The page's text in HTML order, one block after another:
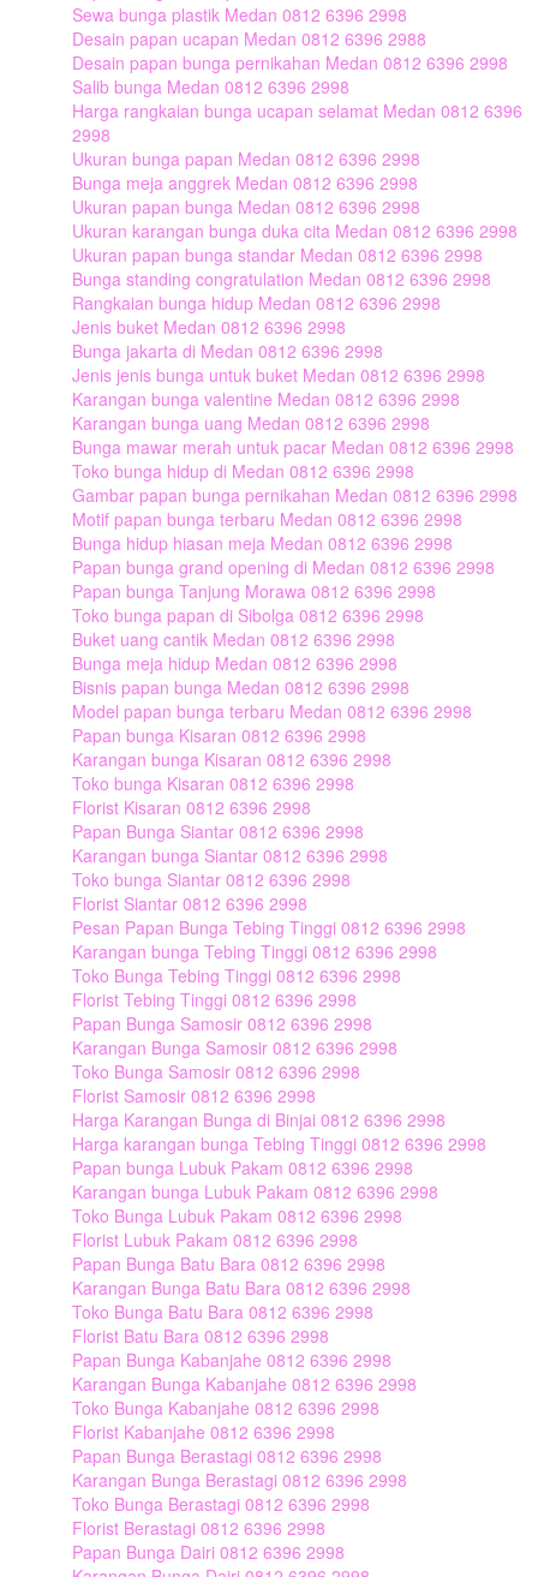
Sewa bunga plastik Medan 0812 6396 2998
Desain papan ucapan Medan 0812 6396 2988
Desain papan bunga pernikahan Medan 0812 6396 2998
Salib bunga Medan 0812 6396 2998
Harga rangkaian bunga ucapan selamat Medan 0812 6396
2998
Ukuran bunga papan Medan 0812 6396 2998
Bunga meja anggrek Medan 0812 6396 2998
Ukuran papan bunga Medan 0812 6396 2998
Ukuran karangan bunga duka cita Medan 0812 6396 2998
Ukuran papan bunga standar Medan 0812 6396 2998
Bunga standing congratulation Medan 0812 6396 2998
Rangkaian bunga hidup Medan 0812 6396 2998
Jenis buket Medan 0812 6396 2998
Bunga jakarta di Medan 0812 6396 2998
Jenis jenis bunga untuk buket Medan 0812 6396 2998
Karangan bunga valentine Medan 0812 6396 2998
Karangan bunga uang Medan 0812 6396 2998
Bunga mawar merah untuk pacar Medan 0812 6396 2998
Toko bunga hidup di Medan 0812 6396 2998
Gambar papan bunga pernikahan Medan 0812 6396 2998
Motif papan bunga terbaru Medan 0812 6396 2998
Bunga hidup hiasan meja Medan 0812 6396 2998
Papan bunga grand opening di Medan 0812 6396 2998
Papan bunga Tanjung Morawa 0812 6396 2998
Toko bunga papan di Sibolga 0812 6396 2998
Buket uang cantik Medan 0812 6396 2998
Bunga meja hidup Medan 0812 6396 2998
Bisnis papan bunga Medan 0812 6396 2998
Model papan bunga terbaru Medan 0812 6396 2998
Papan bunga Kisaran 0812 6396 2998
Karangan bunga Kisaran 0812 6396 2998
Toko bunga Kisaran 0812 6396 2998
Florist Kisaran 0812 6396 2998
Papan Bunga Siantar 0812 6396 2998
Karangan bunga Siantar 0812 6396 2998
Toko bunga Siantar 0812 6396 2998
Florist Siantar 0812 6396 2998
Pesan Papan Bunga Tebing Tinggi 0812 6396 2998
Karangan bunga Tebing Tinggi 0812 6396 2998
Toko Bunga Tebing Tinggi 0812 6396 2998
Florist Tebing Tinggi 0812 6396 2998
Papan Bunga Samosir 0812 6396 2998
Karangan Bunga Samosir 0812 6396 2998
Toko Bunga Samosir 0812 6396 2998
Florist Samosir 0812 6396 2998
Harga Karangan Bunga di Binjai 0812 6396 2998
Harga karangan bunga Tebing Tinggi 0812 6396 2998
Papan bunga Lubuk Pakam 0812 6396 2998
Karangan bunga Lubuk Pakam 0812 6396 2998
Toko Bunga Lubuk Pakam 0812 6396 2998
Florist Lubuk Pakam 0812 6396 2998
Papan Bunga Batu Bara 0812 6396 2998
Karangan Bunga Batu Bara 0812 6396 2998
Toko Bunga Batu Bara 0812 6396 2998
Florist Batu Bara 0812 6396 2998
Papan Bunga Kabanjahe 0812 6396 2998
Karangan Bunga Kabanjahe 0812 6396 2998
Toko Bunga Kabanjahe 0812 6396 2998
Florist Kabanjahe 0812 6396 2998
Papan Bunga Berastagi 0812 6396 2998
Karangan Bunga Berastagi 0812 6396 2998
Toko Bunga Berastagi 0812 6396 2998
Florist Berastagi 0812 6396 2998
Papan Bunga Dairi 0812 6396 2998